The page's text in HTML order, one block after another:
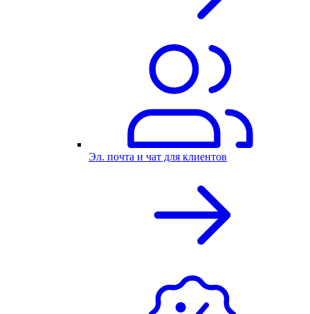
Эл. почта и чат для клиентов